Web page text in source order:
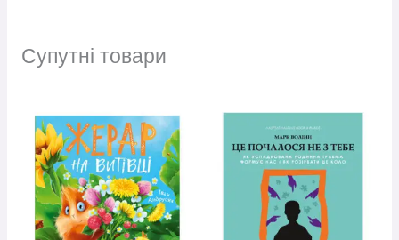
Супутні товари